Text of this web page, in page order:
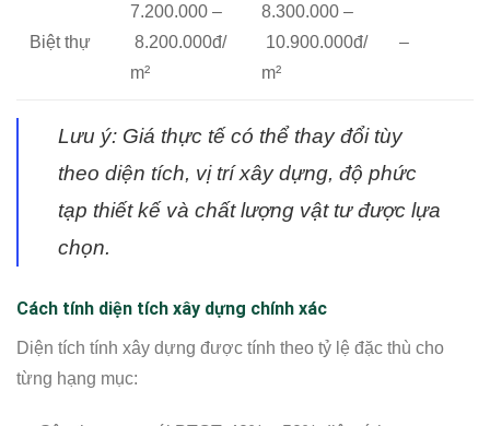
Biệt thự
7.200.000 –
8.200.000đ/
m²
8.300.000 –
10.900.000đ/
m²
–
Lưu ý: Giá thực tế có thể thay đổi tùy
theo diện tích, vị trí xây dựng, độ phức
tạp thiết kế và chất lượng vật tư được lựa
chọn.
Cách tính diện tích xây dựng chính xác
Diện tích tính xây dựng được tính theo tỷ lệ đặc thù cho
từng hạng mục: